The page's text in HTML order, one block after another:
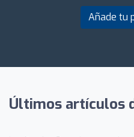
Añade tu
Últimos artículos